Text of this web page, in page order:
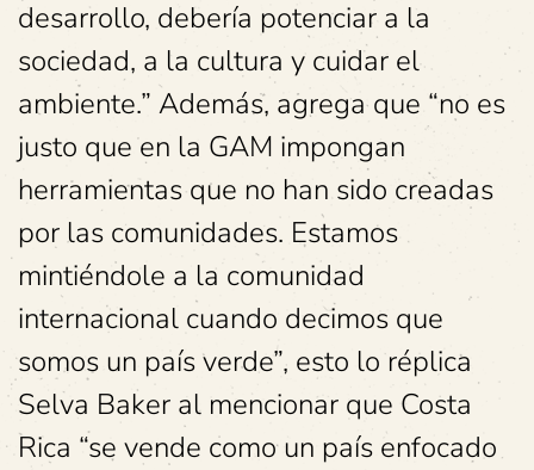
desarrollo, debería potenciar a la
sociedad, a la cultura y cuidar el
ambiente.” Además, agrega que “no es
justo que en la GAM impongan
herramientas que no han sido creadas
por las comunidades. Estamos
mintiéndole a la comunidad
internacional cuando decimos que
somos un país verde”, esto lo réplica
Selva Baker al mencionar que Costa
Rica “se vende como un país enfocado